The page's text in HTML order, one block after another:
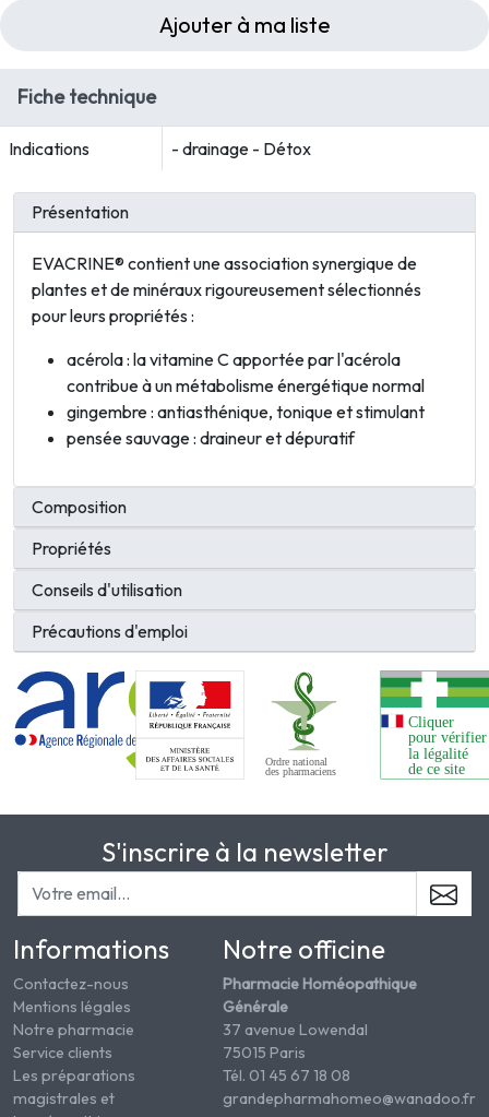
Ajouter à ma liste
Fiche technique
Indications - drainage - Détox
Présentation
EVACRINE® contient une association synergique de
plantes et de minéraux rigoureusement sélectionnés
pour leurs propriétés :
acérola : la vitamine C apportée par l'acérola
contribue à un métabolisme énergétique normal
gingembre : antiasthénique, tonique et stimulant
pensée sauvage : draineur et dépuratif
Composition
Propriétés
Conseils d'utilisation
Précautions d'emploi
S'inscrire à la newsletter
Informations
Contactez-nous
Mentions légales
Notre pharmacie
Service clients
Les préparations
magistrales et
Notre officine
Pharmacie Homéopathique
Générale
37 avenue Lowendal
75015 Paris
Tél. 01 45 67 18 08
grandepharmahomeo@wanadoo.fr